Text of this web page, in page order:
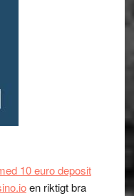
10 euro deposit
en riktigt bra